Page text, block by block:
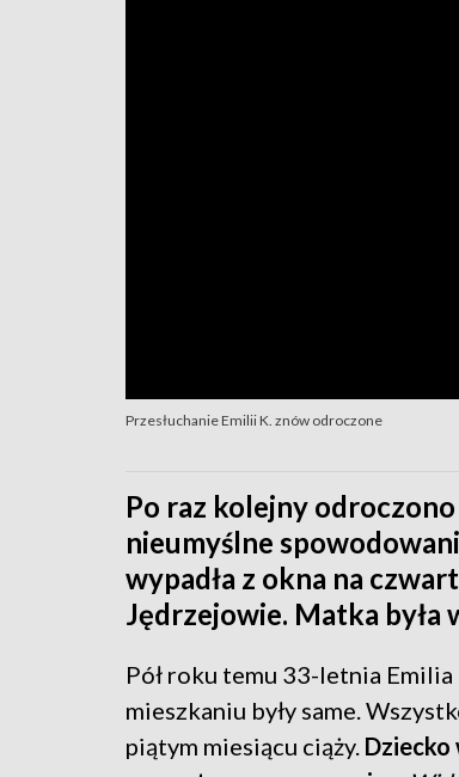
Przesłuchanie Emilii K. znów odroczone
Po raz kolejny
nieumyślne
wypadła z okna na
Jędrzejowie. Matka była
Pół roku temu 33-letnia Emilia
mieszkaniu były same.
piątym miesiącu ciąży. Dziecko